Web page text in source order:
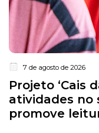
7 de agosto de 2026
Projeto ‘Cais
atividades no
promove